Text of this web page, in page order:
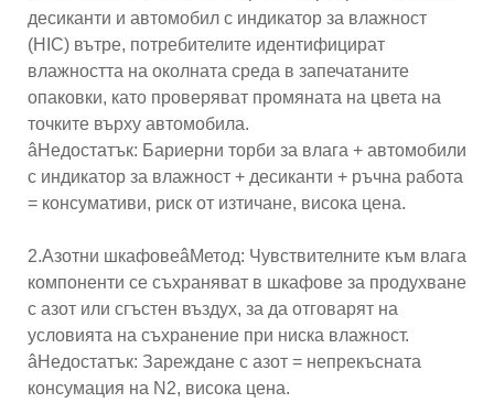
десиканти и автомобил с индикатор за влажност
(HIC) вътре, потребителите идентифицират
влажността на околната среда в запечатаните
опаковки, като проверяват промяната на цвета на
точките върху автомобила.
âНедостатък: Бариерни торби за влага + автомобили
с индикатор за влажност + десиканти + ръчна работа
= консумативи, риск от изтичане, висока цена.
2.Азотни шкафовеâМетод: Чувствителните към влага
компоненти се съхраняват в шкафове за продухване
с азот или сгъстен въздух, за да отговарят на
условията на съхранение при ниска влажност.
âНедостатък: Зареждане с азот = непрекъсната
консумация на N2, висока цена.